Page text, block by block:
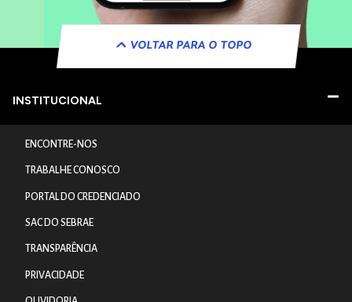
VOLTAR PARA O TOPO
INSTITUCIONAL
ENCONTRE-NOS
TRABALHE CONOSCO
PORTAL DO CREDENCIADO
SAC DO SEBRAE
TRANSPARÊNCIA
PRIVACIDADE